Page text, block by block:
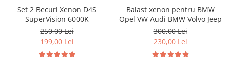
Set 2 Becuri Xenon D4S
SuperVision 6000K
250,00 Lei
199,00 Lei
Balast xenon pentru BMW
Opel VW Audi BMW Volvo Jeep
300,00 Lei
230,00 Lei